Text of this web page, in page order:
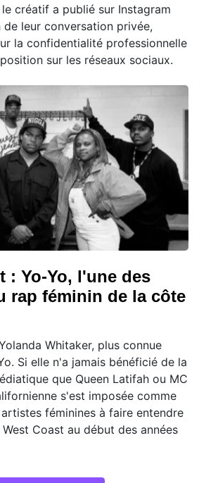
créatif a publié sur Instagram
leur conversation privée,
la confidentialité professionnelle
sur les réseaux sociaux.
: Yo-Yo, l'une des
rap féminin de la côte
Whitaker, plus connue
Si elle n'a jamais bénéficié de la
que Queen Latifah ou MC
s'est imposée comme
féminines à faire entendre
Coast au début des années